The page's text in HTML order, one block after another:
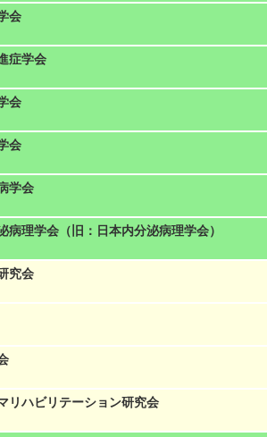
会
症学会
会
会
学会
病理学会（旧：日本内分泌病理学会）
究会
リハビリテーション研究会